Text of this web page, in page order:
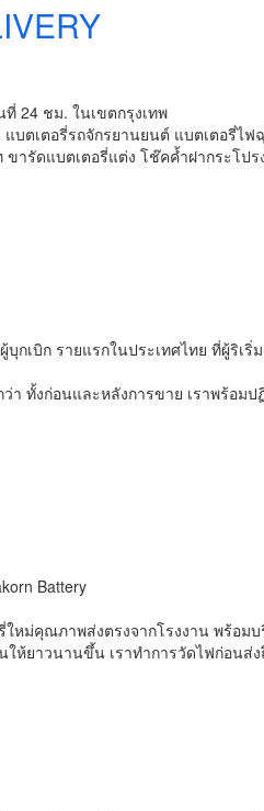
24 ชม. ในเขตกรุงเทพ
บตเตอรี่รถจักรยานยนต์ แบตเตอรี่ไฟ
ารัดแบตเตอรี่แต่ง โช๊คค้ำฝากระโปร
กเบิก รายแรกในประเทศไทย ที่ผู้ริเ
ทั้งก่อนและหลังการขาย เราพร้อม
Battery
ใหม่คุณภาพส่งตรงจากโรงงาน พร้อ
ห้ยาวนานขึ้น เราทำการวัดไฟก่อนส่